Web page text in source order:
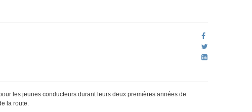
les jeunes conducteurs durant leurs deux premières années de
la route.